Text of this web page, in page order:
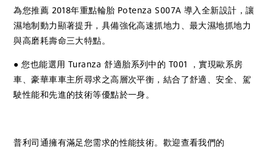
為您推薦 2018年重點輪胎 Potenza S007A 導入全新設計，讓
濕地制動力顯著提升，具備強化高速抓地力、最大濕地抓地力
與高磨耗壽命三大特點。
● 您也能選用 Turanza 舒適胎系列中的 T001 ，實現歐系房
車、豪華車車主所尋求之高層次平衡，結合了舒適、安全、駕
駛性能和先進的技術等優點於一身。
普利司通擁有滿足您需求的性能技術。歡迎查看我們的